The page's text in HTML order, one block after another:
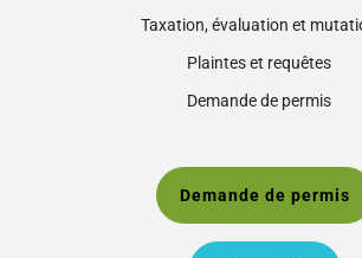
Taxation, évaluation et
Plaintes et requêtes
Demande de permis
Demande de permis